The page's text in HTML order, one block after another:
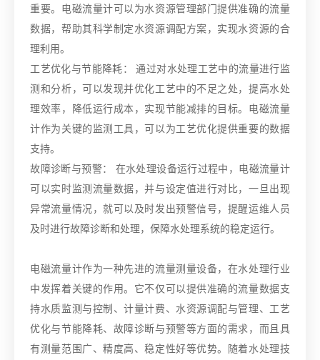
重要。电磁流量计可以为水资源管理部门提供准确的流量
数据，帮助其科学制定水资源调配方案，实现水资源的合
理利用。
工艺优化与节能降耗： 通过对水处理工艺中的流量进行监
测和分析，可以发现并优化工艺中的不足之处，提高水处
理效率，降低运行成本，实现节能减排的目标。电磁流量
计作为关键的监测工具，可以为工艺优化提供重要的数据
支持。
故障诊断与预警： 在水处理设备运行过程中，电磁流量计
可以实时监测流量数据，并与设定值进行对比，一旦出现
异常流量情况，就可以及时发出预警信号，提醒运维人员
及时进行故障诊断和处理，保障水处理系统的稳定运行。
电磁流量计作为一种先进的流量测量设备，在水处理行业
中发挥着关键的作用。它不仅可以提供准确的流量数据支
持水质监测与控制、计量计费、水资源调配与管理、工艺
优化与节能降耗、故障诊断与预警等方面的需求，而且具
有测量范围广、精度高、稳定性好等优势。随着水处理技